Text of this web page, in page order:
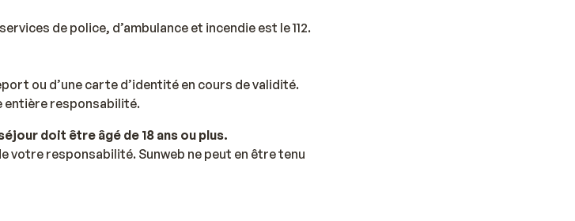
de police, d’ambulance et incendie est le 112.
ou d’une carte d’identité en cours de validité.
entière responsabilité.
doit être âgé de 18 ans ou plus.
votre responsabilité. Sunweb ne peut en être tenu